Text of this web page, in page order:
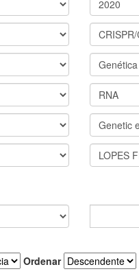
Ordenar